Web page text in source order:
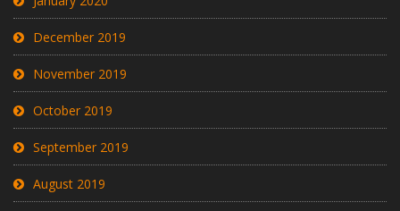
December 2019
November 2019
October 2019
September 2019
August 2019